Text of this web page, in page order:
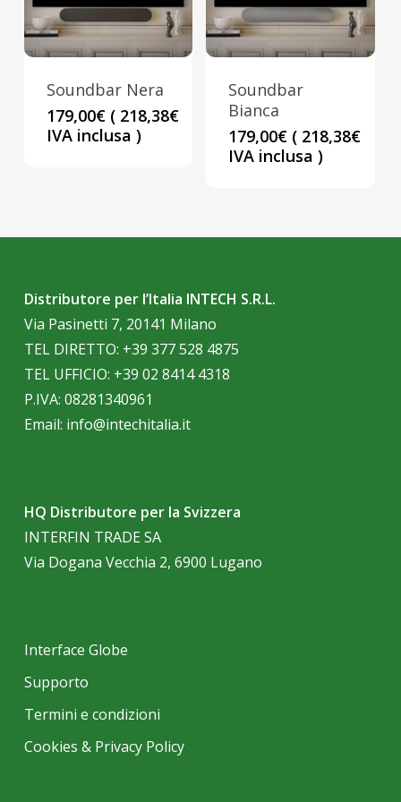
Soundbar Nera
179,00€ ( 218,38€
IVA inclusa )
Soundbar
Bianca
179,00€ ( 218,38€
IVA inclusa )
Distributore per l’Italia INTECH S.R.L.
Via Pasinetti 7, 20141 Milano
TEL DIRETTO: +39 377 528 4875
TEL UFFICIO: +39 02 8414 4318
P.IVA: 08281340961
Email: info@intechitalia.it
HQ Distributore per la Svizzera
INTERFIN TRADE SA
Via Dogana Vecchia 2, 6900 Lugano
Interface Globe
Supporto
Termini e condizioni
Cookies & Privacy Policy